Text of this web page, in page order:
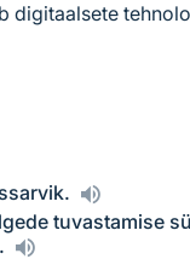
digitaalsete
tuvastamise